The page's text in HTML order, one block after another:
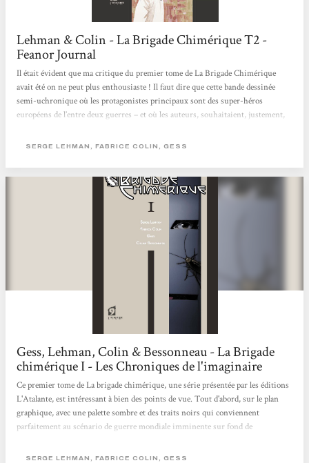
Lehman & Colin - La Brigade Chimérique T2 -
Feanor Journal
Il était évident que ma critique du premier tome de La Brigade Chimérique
avait été on ne peut plus enthousiaste ! Il faut dire que cette bande dessinée
semi-uchronique où les protagonistes principaux sont des super-héros
européens de l’entre deux guerres – et où les auteurs, souhaitaient, justement,
disparu – avait tout pour plaire et au vu du résultat du premier volume, cela
Chimérique, force est de constater qu’il est...
SERGE LEHMAN, FABRICE COLIN, GESS
Gess, Lehman, Colin & Bessonneau - La Brigade
chimérique I - Les Chroniques de l'imaginaire
Ce premier tome de La brigade chimérique, une série présentée par les éditions
L'Atalante, est intéressant à bien des points de vue. Tout d'abord, sur le plan
graphique, avec une palette sombre et des traits noirs qui conviennent
parfaitement au scénario de guerre mondiale imminente sur fond de
l'impression d'avoir un bon comics entre les mains. Côté scénario, nous ne
SERGE LEHMAN, FABRICE COLIN, GESS